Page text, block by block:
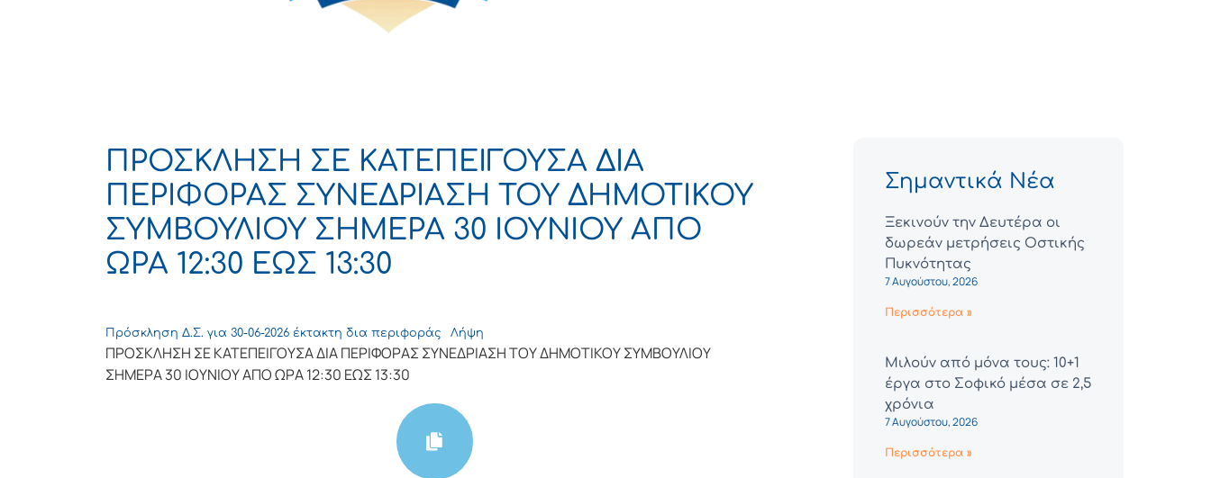
ΠΡΟΣΚΛΗΣΗ ΣΕ ΚΑΤΕΠΕΙΓΟΥΣΑ ΔΙΑ
ΠΕΡΙΦΟΡΑΣ ΣΥΝΕΔΡΙΑΣΗ ΤΟΥ ΔΗΜΟΤΙΚΟΥ
ΣΥΜΒΟΥΛΙΟΥ ΣΗΜΕΡΑ 30 ΙΟΥΝΙΟΥ ΑΠΟ
ΩΡΑ 12:30 ΕΩΣ 13:30
Πρόσκληση Δ.Σ. για 30-06-2026 έκτακτη δια περιφοράς Λήψη
ΠΡΟΣΚΛΗΣΗ ΣΕ ΚΑΤΕΠΕΙΓΟΥΣΑ ΔΙΑ ΠΕΡΙΦΟΡΑΣ ΣΥΝΕΔΡΙΑΣΗ ΤΟΥ ΔΗΜΟΤΙΚΟΥ ΣΥΜΒΟΥΛΙΟΥ
ΣΗΜΕΡΑ 30 ΙΟΥΝΙΟΥ ΑΠΟ ΩΡΑ 12:30 ΕΩΣ 13:30
Σημαντικά Νέα
Ξεκινούν την Δευτέρα οι
δωρεάν μετρήσεις Οστικής
Πυκνότητας
7 Αυγούστου, 2026
Περισσότερα »
Μιλούν από μόνα τους: 10+1
έργα στο Σοφικό μέσα σε 2,5
χρόνια
7 Αυγούστου, 2026
Περισσότερα »